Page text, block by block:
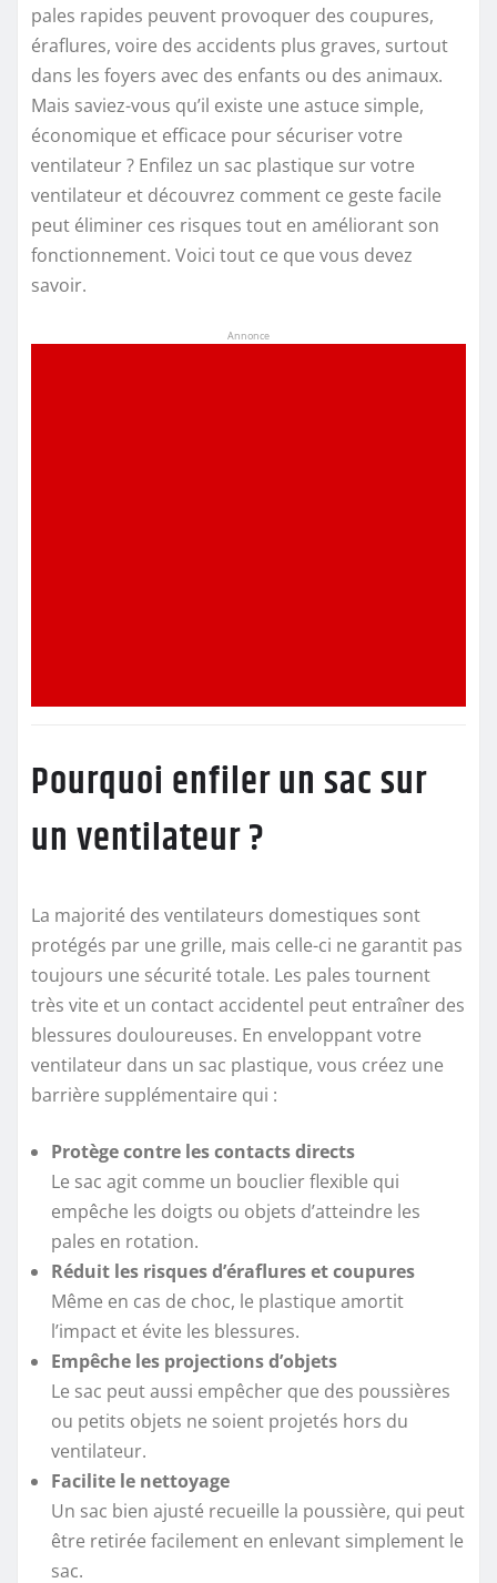
pales rapides peuvent provoquer des coupures,
éraflures, voire des accidents plus graves, surtout
dans les foyers avec des enfants ou des animaux.
Mais saviez-vous qu’il existe une astuce simple,
économique et efficace pour sécuriser votre
ventilateur ? Enfilez un sac plastique sur votre
ventilateur et découvrez comment ce geste facile
peut éliminer ces risques tout en améliorant son
fonctionnement. Voici tout ce que vous devez
savoir.
Annonce
Pourquoi enfiler un sac sur
un ventilateur ?
La majorité des ventilateurs domestiques sont
protégés par une grille, mais celle-ci ne garantit pas
toujours une sécurité totale. Les pales tournent
très vite et un contact accidentel peut entraîner des
blessures douloureuses. En enveloppant votre
ventilateur dans un sac plastique, vous créez une
barrière supplémentaire qui :
Protège contre les contacts directs
Le sac agit comme un bouclier flexible qui
empêche les doigts ou objets d’atteindre les
pales en rotation.
Réduit les risques d’éraflures et coupures
Même en cas de choc, le plastique amortit
l’impact et évite les blessures.
Empêche les projections d’objets
Le sac peut aussi empêcher que des poussières
ou petits objets ne soient projetés hors du
ventilateur.
Facilite le nettoyage
Un sac bien ajusté recueille la poussière, qui peut
être retirée facilement en enlevant simplement le
sac.